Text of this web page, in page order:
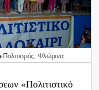
Πολιτισμός, Φλώρινα
«Πολιτιστικό